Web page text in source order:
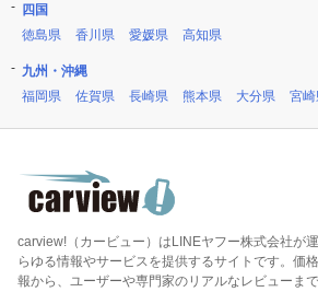
四国
徳島県
香川県 愛媛県 高知県
九州・沖縄
福岡県
佐賀県 長崎県 熊本県 大分県 宮
carview!（カービュー）はLINEヤフー株式会社が
らゆる情報やサービスを提供するサイトです。価
報から、ユーザーや専門家のリアルなレビューま